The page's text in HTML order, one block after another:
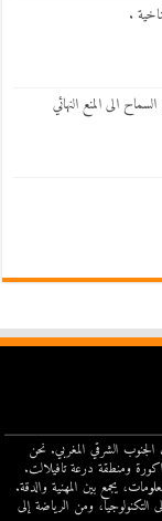
.
الى المنع النهائي
الجنوب الشرقي المغربي. نحن
ومنطقة درعة تافيلالت.
يجمع بين المهنية والدقة.
التكنولوجيا، ومن الرياضة إلى